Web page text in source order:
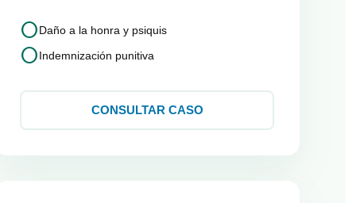
circleDaño a la honra y psiquis
circleIndemnización punitiva
CONSULTAR CASO